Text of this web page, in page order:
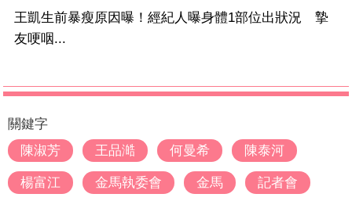
王凱生前暴瘦原因曝！經紀人曝身體1部位出狀況 摯
友哽咽...
關鍵字
陳淑芳
王品澔 何曼希 陳泰河
楊富江 金馬執委會 金馬 記者會